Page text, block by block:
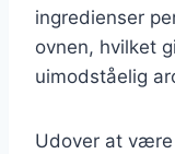
ingredienser
ovnen, hvilket
uimodståelig
Udover at